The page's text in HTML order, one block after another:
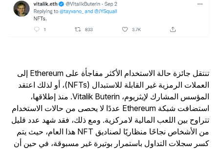
تنتقل جائزة حالة الاستخدام الأكثر مفاجأة على Ethereum إلى
العملات الرمزية غير القابلة للاستبدال (NFTs)، أو لذلك اعتقد
المؤسس المشارك لإيثريوم، Vitalik Buterin. منذ إطلاقها،
استضافت شبكة Ethereum عددًا لا يحصى من حالات الاستخدام
بين اللعب المالية لامركزية. ومع ذلك، فقد شهد عدد قليل
من الأشخاص نجاحًا منظاريًا لصناديق NFT هذا العام، حيث يتم
سجلات التداول باستمرار بوتيرة غير مسبوقة، في حين أن